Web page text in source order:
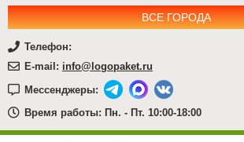
ВСЕ ГОРОДА
Телефон:
E-mail: info@logopaket.ru
Мессенджеры:
Время работы: Пн. - Пт. 10:00-18:00